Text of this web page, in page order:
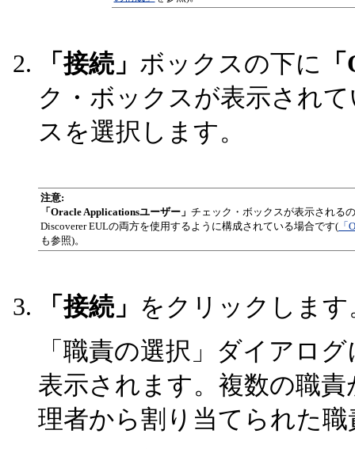
「接続」 ボックスの下に
ク・ボックスが表示され
スを選択します。
注意:
「Oracle Applicationsユーザー」 チェック・ボックスが表示される
Discoverer EULの両方を使用するように構成されている場合です(
も参照)。
「接続」 をクリックします
「職責の選択」ダイアロ
表示されます。複数の職
理者から割り当てられた